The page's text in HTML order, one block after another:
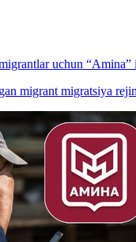
uchun
migrant migratsiya